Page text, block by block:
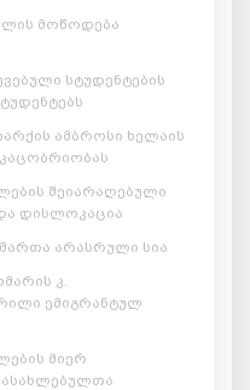
მოწოდება
სტუდენტების
ამბროსი ხელაის
შეიარაღებული
დისლოკაცია
არასრული სია
კ.
ემიგრანტულ
მიერ